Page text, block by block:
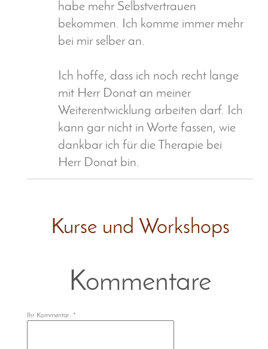
habe mehr Selbstvertrauen
bekommen. Ich komme immer mehr
bei mir selber an.
Ich hoffe, dass ich noch recht lange
mit Herr Donat an meiner
Weiterentwicklung arbeiten darf. Ich
kann gar nicht in Worte fassen, wie
dankbar ich für die Therapie bei
Herr Donat bin.
Kurse und Workshops
Kommentare
Ihr Kommentar: *